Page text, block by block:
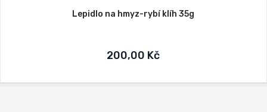
Lepidlo na hmyz-rybí klíh 35g
200,00 Kč